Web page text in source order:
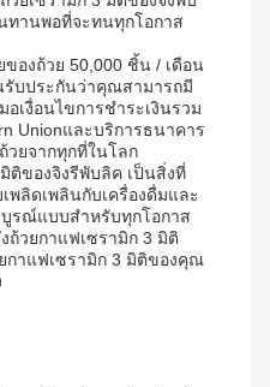
ทานพอที่จะทนทุกโอกาส
องถ้วย 50,000 ชิ้น / เดือน
รับประกันว่าคุณสามารถมี
เงื่อนไขการชําระเงินรวม
Unionและบริการธนาคาร
วยจากทุกที่ในโลก
ติของจิงรีพับลิค เป็นสิ่งที่
พลิดเพลินกับเครื่องดื่มและ
รณ์แบบสําหรับทุกโอกาส
ถ้วยกาแฟเซรามิก 3 มิติ
กาแฟเซรามิก 3 มิติของคุณ